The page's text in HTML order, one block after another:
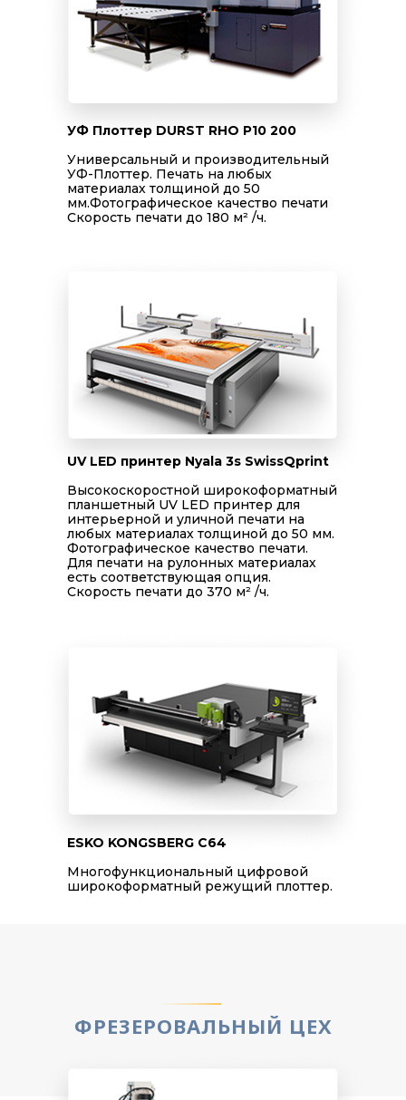
УФ Плоттер DURST RHO P10 200
Универсальный и производительный
УФ-Плоттер. Печать на любых
материалах толщиной до 50
мм.Фотографическое качество печати
Скорость печати до 180 м² /ч.
UV LED принтер Nyala 3s SwissQprint
Высокоскоростной широкоформатный
планшетный UV LED принтер для
интерьерной и уличной печати на
любых материалах толщиной до 50 мм.
Фотографическое качество печати.
Для печати на рулонных материалах
есть соответствующая опция.
Скорость печати до 370 м² /ч.
ESKO KONGSBERG C64
Многофункциональный цифровой
широкоформатный режущий плоттер.
ФРЕЗЕРОВАЛЬНЫЙ ЦЕХ